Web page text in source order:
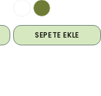
SEPETE EKLE